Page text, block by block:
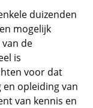
duizenden
mogelijk
de
is
voor dat
opleiding van
van kennis en